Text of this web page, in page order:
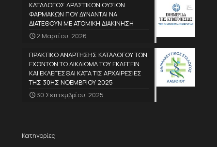
ΚΑΤΑΛΟΓΟΣ ΔΡΑΣΤΙΚΩΝ ΟΥΣΙΩΝ
ΦΑΡΜΑΚΩΝ ΠΟΥ ΔΥΝΑΝΤΑΙ ΝΑ
ΔΙΑΤΕΘΟΥΝ ΜΕ ΑΤΟΜΙΚΗ ΔΙΑΚΙΝΗΣΗ
2 Μαρτίου, 2026
ΠΡΑΚΤΙΚΟ ΑΝΑΡΤΗΣΗΣ ΚΑΤΑΛΟΓΟΥ ΤΩΝ
ΕΧΟΝΤΩΝ ΤΟ ΔΙΚΑΙΩΜΑ ΤΟΥ ΕΚΛΕΓΕΙΝ
ΚΑΙ ΕΚΛΕΓΕΣΘΑΙ ΚΑΤΑ ΤΙΣ ΑΡΧΑΙΡΕΣΙΕΣ
ΤΗΣ 30ΗΣ ΝΟΕΜΒΡΙΟΥ 2025
30 Σεπτεμβρίου, 2025
Κατηγορίες